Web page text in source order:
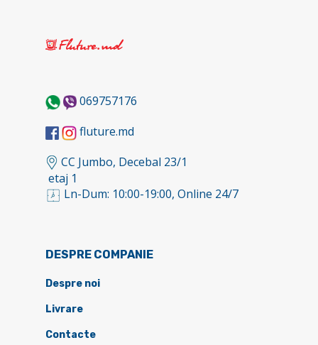
069757176
fluture.md
CC Jumbo, Decebal 23/1
etaj 1
Ln-Dum: 10:00-19:00, Online 24/7
DESPRE COMPANIE
Despre noi
Livrare
Contacte